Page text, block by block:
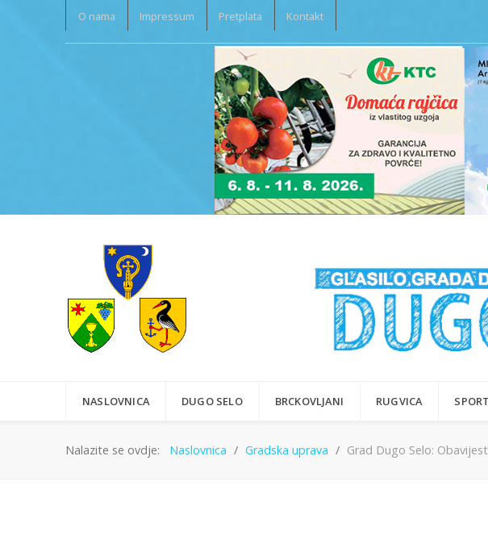
O nama Impressum Pretplata Kontakt
NASLOVNICA DUGO SELO BRCKOVLJANI RUGVICA SPORT
Nalazite se ovdje: Naslovnica Gradska uprava Grad Dugo Selo: